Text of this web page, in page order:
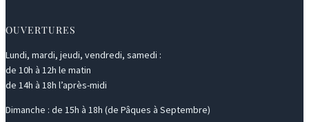
OUVERTURES
Lundi, mardi, jeudi, vendredi, samedi :
de 10h à 12h le matin
de 14h à 18h l’après-midi
Dimanche : de 15h à 18h (de Pâques à Septembre)